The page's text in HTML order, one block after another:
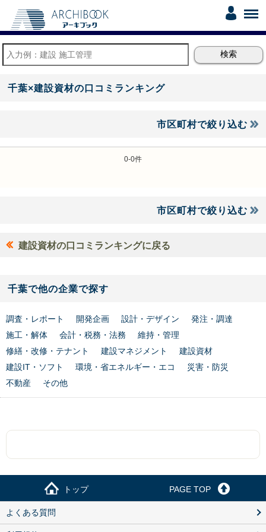
千葉×建設資材の口コミランキング
市区町村で絞り込む
0-0件
市区町村で絞り込む
建設資材の口コミランキングに戻る
千葉で他の企業で探す
調査・レポート 開発企画 設計・デザイン
発注・調達
施工・解体
会計・税務・法務
維持・管理
修繕・改修・テナント
建設マネジメント
建設資材
建設IT・ソフト
環境・省エネルギー・エコ
災害・防災
不動産
その他
トップ PAGE TOP
よくある質問